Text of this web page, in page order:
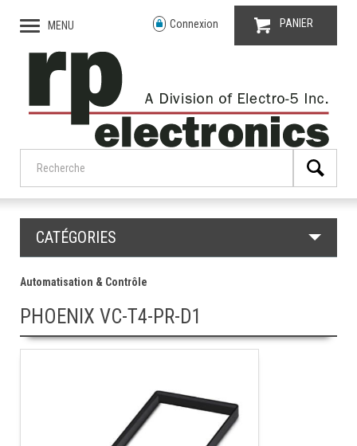
MENU Connexion PANIER
CATÉGORIES
Automatisation & Contrôle
PHOENIX VC-T4-PR-D1